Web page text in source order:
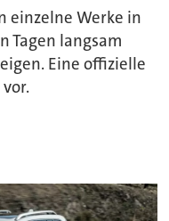
einzelne Werke in
Tagen langsam
Eine offizielle